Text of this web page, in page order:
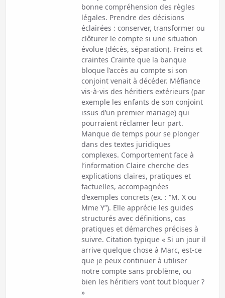
bonne compréhension des règles
légales. Prendre des décisions
éclairées : conserver, transformer ou
clôturer le compte si une situation
évolue (décès, séparation). Freins et
craintes Crainte que la banque
bloque l’accès au compte si son
conjoint venait à décéder. Méfiance
vis-à-vis des héritiers extérieurs (par
exemple les enfants de son conjoint
issus d’un premier mariage) qui
pourraient réclamer leur part.
Manque de temps pour se plonger
dans des textes juridiques
complexes. Comportement face à
l’information Claire cherche des
explications claires, pratiques et
factuelles, accompagnées
d’exemples concrets (ex. : “M. X ou
Mme Y”). Elle apprécie les guides
structurés avec définitions, cas
pratiques et démarches précises à
suivre. Citation typique « Si un jour il
arrive quelque chose à Marc, est-ce
que je peux continuer à utiliser
notre compte sans problème, ou
bien les héritiers vont tout bloquer ?
»